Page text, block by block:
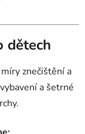
dětech
znečištění a
a šetrné